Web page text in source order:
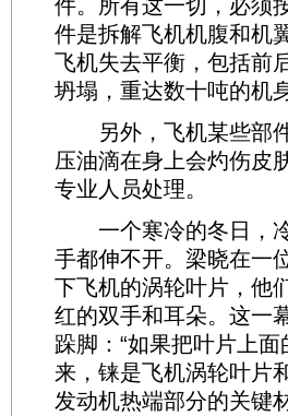
件。所有这一切，必须
件是拆解飞机机腹和机
飞机失去平衡，包括前
坍塌，重达数十吨的机
另外，飞机某些部件
压油滴在身上会灼伤皮
专业人员处理。
一个寒冷的冬日，冷
手都伸不开。梁晓在一
下飞机的涡轮叶片，他
红的双手和耳朵。这一
跺脚：“如果把叶片上
来，铼是飞机涡轮叶片
发动机热端部分的关键